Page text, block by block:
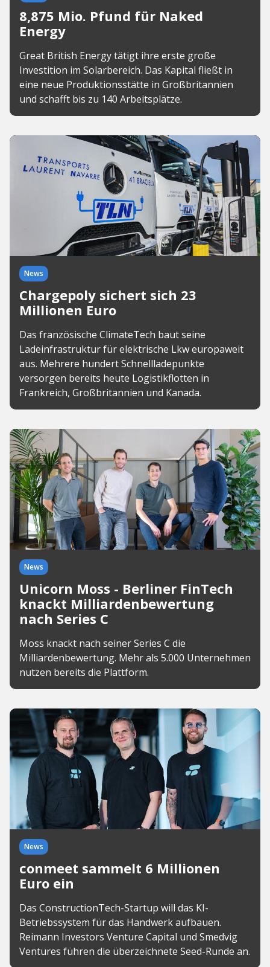
8,875 Mio. Pfund für Naked
Energy
Great British Energy tätigt ihre erste große
Investition im Solarbereich. Das Kapital fließt in
eine neue Produktionsstätte in Großbritannien
und schafft bis zu 140 Arbeitsplätze.
News
Chargepoly sichert sich 23
Millionen Euro
Das französische ClimateTech baut seine
Ladeinfrastruktur für elektrische Lkw europaweit
aus. Mehrere hundert Schnellladepunkte
versorgen bereits heute Logistikflotten in
Frankreich, Großbritannien und Kanada.
News
Unicorn Moss - Berliner FinTech
knackt Milliardenbewertung
nach Series C
Moss knackt nach seiner Series C die
Milliardenbewertung. Mehr als 5.000 Unternehmen
nutzen bereits die Plattform.
News
conmeet sammelt 6 Millionen
Euro ein
Das ConstructionTech-Startup will das KI-
Betriebssystem für das Handwerk aufbauen.
Reimann Investors Venture Capital und Smedvig
Ventures führen die überzeichnete Seed-Runde an.